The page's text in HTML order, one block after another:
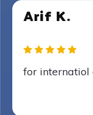
Arif K.
for internatiol